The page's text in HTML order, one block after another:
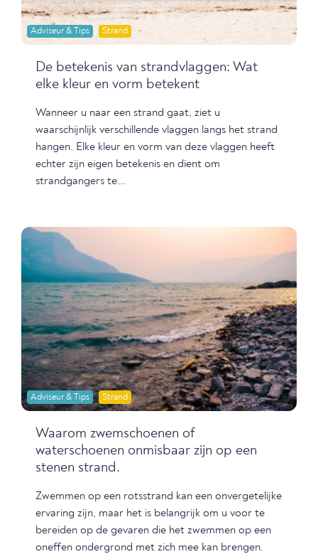
Adviseur & Tips Strand
De betekenis van strandvlaggen: Wat
elke kleur en vorm betekent
Wanneer u naar een strand gaat, ziet u
waarschijnlijk verschillende vlaggen langs het strand
hangen. Elke kleur en vorm van deze vlaggen heeft
echter zijn eigen betekenis en dient om
strandgangers te...
Adviseur & Tips Strand
Waarom zwemschoenen of
waterschoenen onmisbaar zijn op een
stenen strand.
Zwemmen op een rotsstrand kan een onvergetelijke
ervaring zijn, maar het is belangrijk om u voor te
bereiden op de gevaren die het zwemmen op een
oneffen ondergrond met zich mee kan brengen.